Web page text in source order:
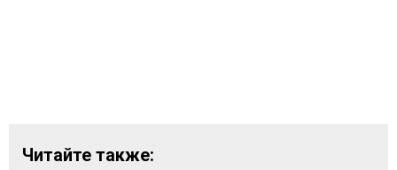
Читайте также: